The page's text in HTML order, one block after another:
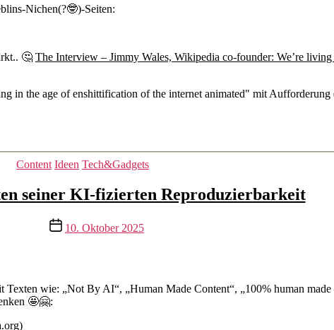
Nichen(?🤓)-Seiten:
🤔 The Interview – Jimmy Wales, Wikipedia co-founder: We’re
Kategorien
Content Ideen Tech&Gadgets
seiner KI-fizierten Reproduzierbarkeit
Veröffentlichungsdatum
10. Oktober 2025
wie: „Not By AI“, „Human Made Content“, „100% human
🤩🤗: